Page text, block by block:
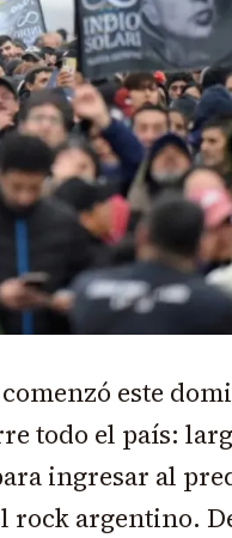
este
todo el país:
ingresar al
rock argentino.